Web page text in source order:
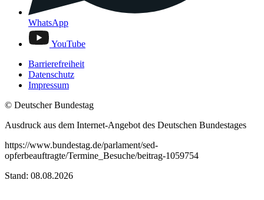
WhatsApp
YouTube
Barrierefreiheit
Datenschutz
Impressum
© Deutscher Bundestag
Ausdruck aus dem Internet-Angebot des Deutschen Bundestages
https://www.bundestag.de/parlament/sed-
opferbeauftragte/Termine_Besuche/beitrag-1059754
Stand: 08.08.2026